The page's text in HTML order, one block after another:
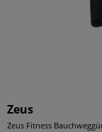
Zeus
Zeus Fitness